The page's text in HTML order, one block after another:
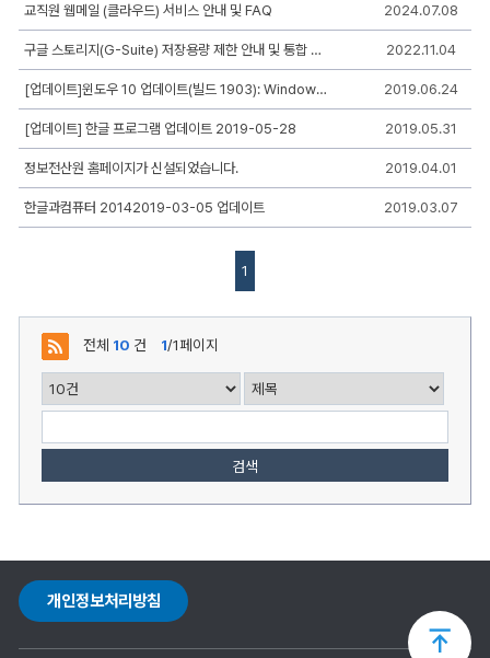
-
번
호,
제
목,
작
성
자,
록
일,
조
회,
성
교직원 웹메일 (클라우드) 서비스 안내 및 FAQ 2024.07.08
구글 스토리지(G-Suite) 저장용량 제한 안내 및 통합 클라우드 포털 서비스(UCM)서비스 개편 안내 2022.11.04
[업데이트]윈도우 10 업데이트(빌드 1903): Windows 10 May 2019 Update 2019.06.24
[업데이트] 한글 프로그램 업데이트 2019-05-28 2019.05.31
정보전산원 홈페이지가 신설되었습니다. 2019.04.01
한글과컴퓨터 20142019-03-05 업데이트 2019.03.07
1
전체 10 건 1/1페이지
검색
개인정보처리방침
상